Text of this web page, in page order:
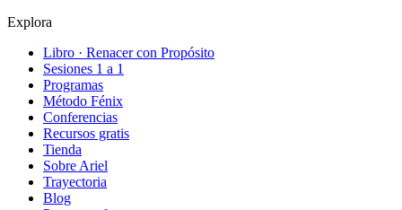
Explora
Libro · Renacer con Propósito
Sesiones 1 a 1
Programas
Método Fénix
Conferencias
Recursos gratis
Tienda
Sobre Ariel
Trayectoria
Blog